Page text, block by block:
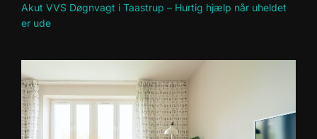
Akut VVS Døgnvagt i Taastrup – Hurtig hjælp når uheldet
er ude